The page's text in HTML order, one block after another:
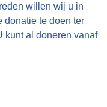
willen wij u in
donatie te doen ter
kunt al doneren vanaf
(als u wilt) via